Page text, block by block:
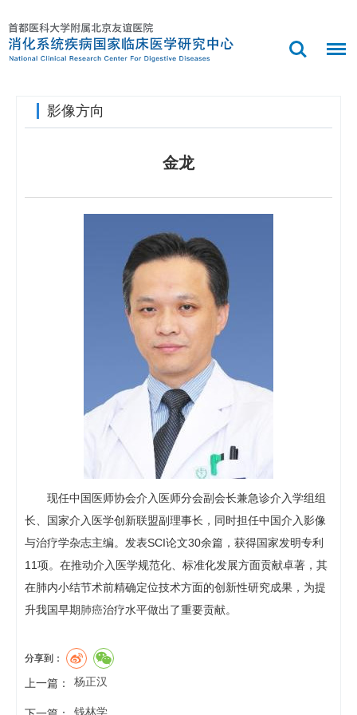
影像方向
金龙
现任中国医师协会介入医师分会副会长兼急诊介入学组组
长、国家介入医学创新联盟副理事长，同时担任中国介入影像
与治疗学杂志主编。发表SCI论文30余篇，获得国家发明专利
11项。在推动介入医学规范化、标准化发展方面贡献卓著，其
在肺内小结节术前精确定位技术方面的创新性研究成果，为提
升我国早期肺癌治疗水平做出了重要贡献。
分享到：
上一篇： 杨正汉
钱林学